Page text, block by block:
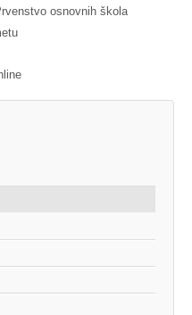
osnovnih škola